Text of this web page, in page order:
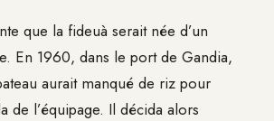
que la fideuà serait née d’un
En 1960, dans le port de Gandia,
aurait manqué de riz pour
de l’équipage. Il décida alors